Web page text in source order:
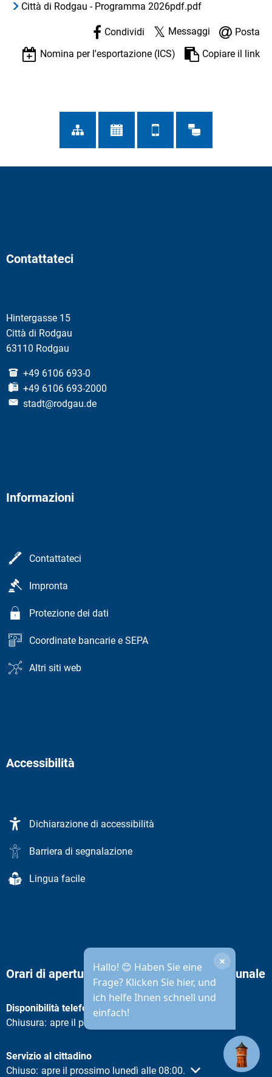
Città di Rodgau - Programma 2026pdf.pdf
Condividi Messaggi
Posta
Nomina per l'esportazione (ICS)
Copiare il link
Contattateci
Hintergasse 15
Città di Rodgau
63110 Rodgau
+49 6106 693-0
+49 6106 693-2000
stadt@rodgau.de
Informazioni
Contattateci
Impronta
Protezione dei dati
Coordinate bancarie e SEPA
Altri siti web
Accessibilità
Dichiarazione di accessibilità
Barriera di segnalazione
Lingua facile
Hallo! 😊 Haben Sie eine
Frage? Klicken Sie hier, und
ich helfe Ihnen schnell und
einfach!
×
Orari di apertura dell'amministrazione comunale
Disponibilità telefonica
Fare clic per nascondere altri orari di apertura o chiusura
Chiusura: apre il prossimo lunedì alle 08:30.
Servizio al cittadino
Fare clic per nascondere altri orari di apertura o chiusura
Chiuso: apre il prossimo lunedì alle 08:00.